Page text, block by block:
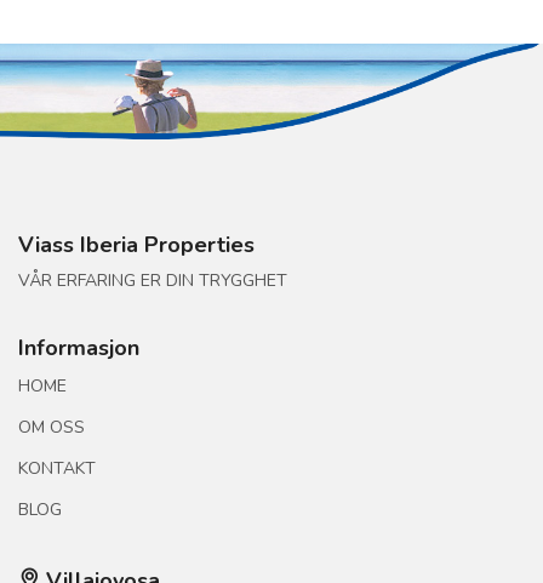
Viass Iberia Properties
VÅR ERFARING ER DIN TRYGGHET
Informasjon
HOME
OM OSS
KONTAKT
BLOG